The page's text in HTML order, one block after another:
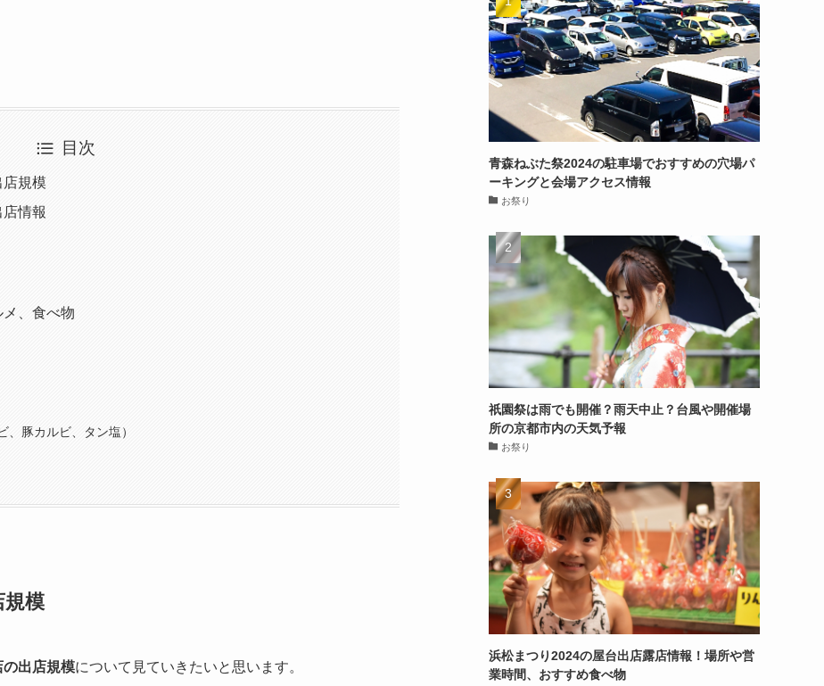
目次
規模
情報
、食べ物
豚カルビ、タン塩）
模
出店規模について見ていきたいと思います。
青森ねぶた祭2024の駐車場でおすすめの穴場パ
ーキングと会場アクセス情報
お祭り
祇園祭は雨でも開催？雨天中止？台風や開催場
所の京都市内の天気予報
お祭り
浜松まつり2024の屋台出店露店情報！場所や営
業時間、おすすめ食べ物